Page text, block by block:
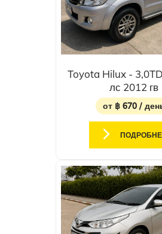
Toyota Hilux -
лс 2012 гв
от ฿ 670 /